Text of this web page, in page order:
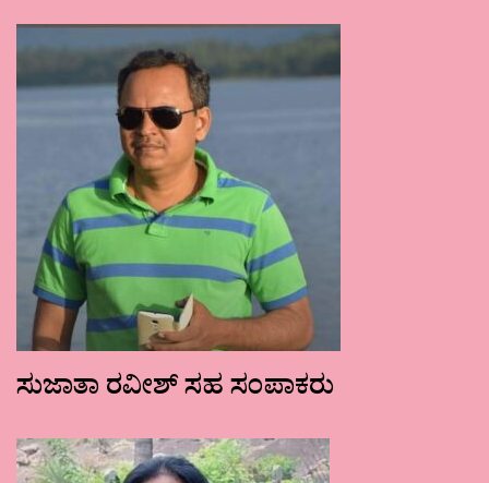
ಸುಜಾತಾ ರವೀಶ್ ಸಹ ಸಂಪಾಕರು